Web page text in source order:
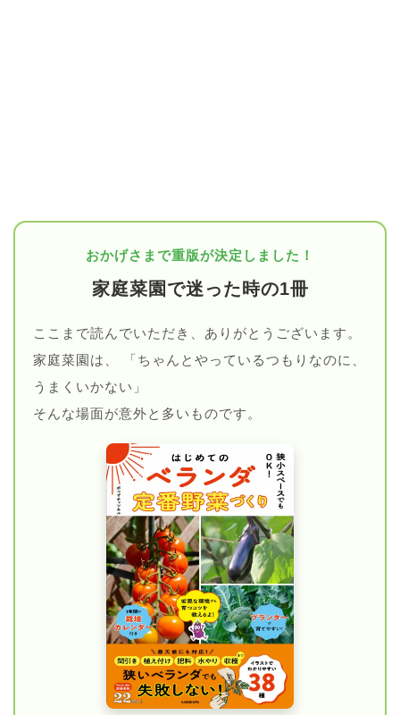
おかげさまで重版が決定しました！
家庭菜園で迷った時の1冊
ここまで読んでいただき、ありがとうございます。
家庭菜園は、 「ちゃんとやっているつもりなのに、
うまくいかない」
そんな場面が意外と多いものです。